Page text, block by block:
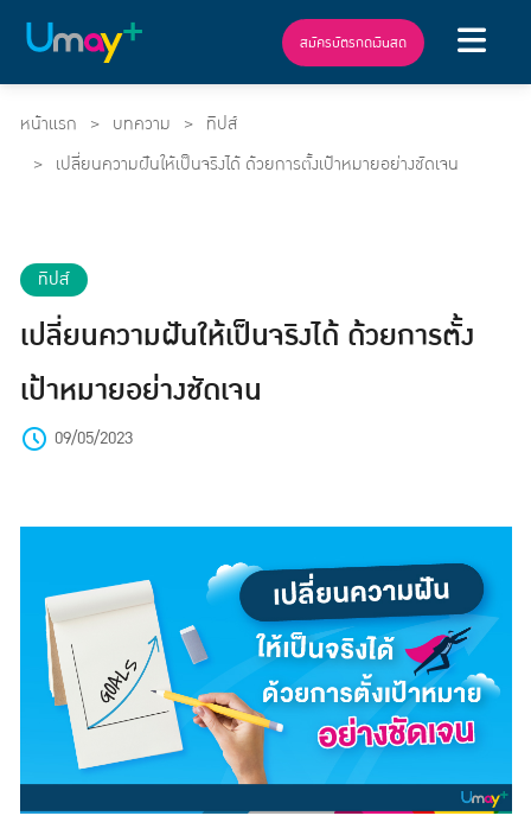
สมัครบัตรกดเงินสด
หน้าแรก บทความ
ทิปส์
เปลี่ยนความฝันให้เป็นจริงได้ ด้วยการตั้งเป้าหมายอย่างชัดเจน
ทิปส์
เปลี่ยนความฝันให้เป็นจริงได้ ด้วยการตั้ง
เป้าหมายอย่างชัดเจน
09/05/2023